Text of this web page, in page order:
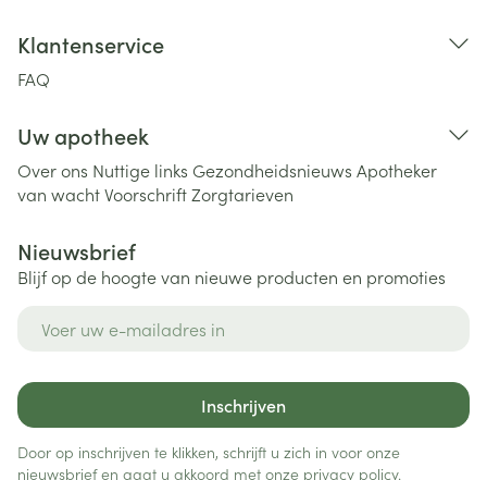
Klantenservice
FAQ
Uw apotheek
Over ons Nuttige links Gezondheidsnieuws Apotheker
van wachtVoorschriftZorgtarieven
Nieuwsbrief
Blijf op de hoogte van nieuwe producten en promoties
Inschrijven
Door op inschrijven te klikken, schrijft u zich in voor onze
nieuwsbrief en gaat u akkoord met onze privacy policy.